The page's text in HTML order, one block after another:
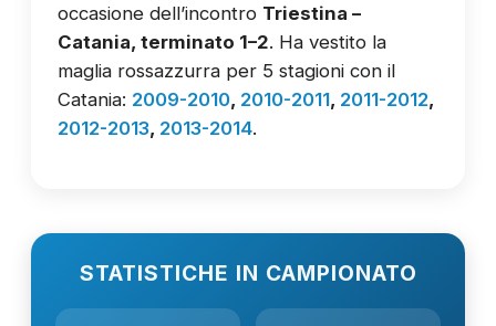
occasione dell’incontro Triestina –
Catania, terminato 1–2. Ha vestito la
maglia rossazzurra per 5 stagioni con il
Catania: 2009-2010, 2010-2011, 2011-2012,
2012-2013, 2013-2014.
STATISTICHE IN CAMPIONATO